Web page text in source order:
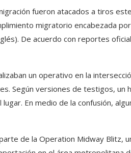
fueron atacados a tiros
migratorio encabezada
De acuerdo con reportes
un operativo en la
Según versiones de testigos, un
En medio de la confusión,
de la Operation Midway Blitz,